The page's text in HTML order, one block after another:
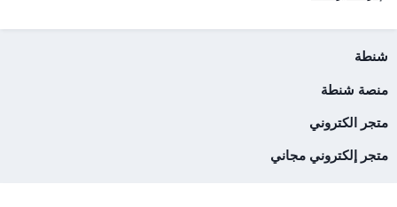
شنطة
منصة شنطة
متجر الكتروني
متجر إلكتروني مجاني